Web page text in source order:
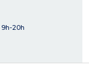
20h